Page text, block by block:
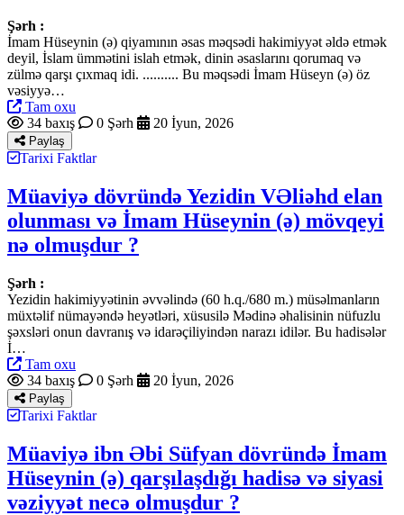
Şərh :
İmam Hüseynin (ə) qiyamının əsas məqsədi hakimiyyət əldə etmək
deyil, İslam ümmətini islah etmək, dinin əsaslarını qorumaq və
zülmə qarşı çıxmaq idi. .......... Bu məqsədi İmam Hüseyn (ə) öz
vəsiyyə…
Tam oxu
34 baxış
0 Şərh 20 İyun, 2026
Paylaş
Tarixi Faktlar
Müaviyə dövründə Yezidin VƏliəhd elan
olunması və İmam Hüseynin (ə) mövqeyi
nə olmuşdur ?
Şərh :
Yezidin hakimiyyətinin əvvəlində (60 h.q./680 m.) müsəlmanların
müxtəlif nümayəndə heyətləri, xüsusilə Mədinə əhalisinin nüfuzlu
şəxsləri onun davranış və idarəçiliyindən narazı idilər. Bu hadisələr
İ…
Tam oxu
34 baxış
0 Şərh 20 İyun, 2026
Paylaş
Tarixi Faktlar
Müaviyə ibn Əbi Süfyan dövründə İmam
Hüseynin (ə) qarşılaşdığı hadisə və siyasi
vəziyyət necə olmuşdur ?